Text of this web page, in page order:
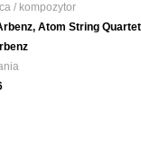
/ kompozytor
Atom String